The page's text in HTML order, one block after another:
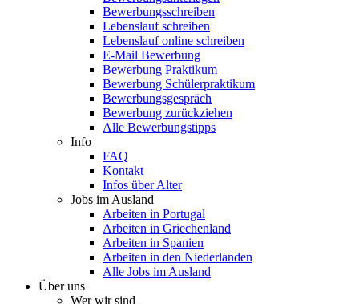
Bewerbungsschreiben
Lebenslauf schreiben
Lebenslauf online schreiben
E-Mail Bewerbung
Bewerbung Praktikum
Bewerbung Schülerpraktikum
Bewerbungsgespräch
Bewerbung zurückziehen
Alle Bewerbungstipps
Info
FAQ
Kontakt
Infos über Alter
Jobs im Ausland
Arbeiten in Portugal
Arbeiten in Griechenland
Arbeiten in Spanien
Arbeiten in den Niederlanden
Alle Jobs im Ausland
Über uns
Wer wir sind